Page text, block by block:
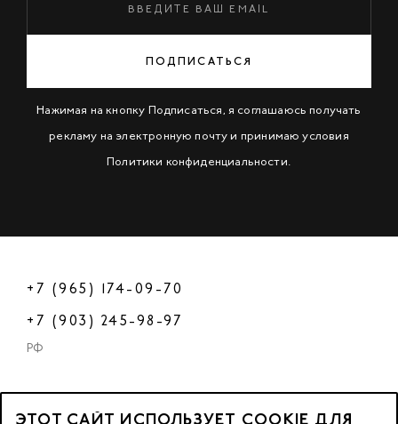
ПОДПИСАТЬСЯ
Нажимая на кнопку Подписаться, я соглашаюсь получать
рекламу на электронную почту и принимаю условия
Политики конфиденциальности.
+7 (965) 174-09-70
+7 (903) 245-98-97
РФ
2023 © OOO «Нейл Профешнл».